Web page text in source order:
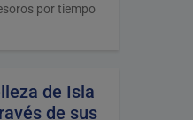
por tiempo
de Isla
de sus